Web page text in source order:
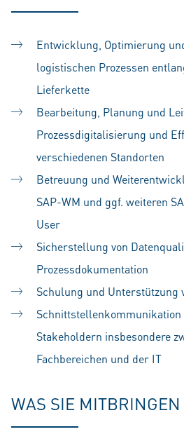
Entwicklung, Optimierung
logistischen Prozessen
Lieferkette
Bearbeitung, Planung und
Prozessdigitalisierung und
verschiedenen Standorten
Betreuung und
SAP-WM und ggf. weiteren
User
Sicherstellung von
Prozessdokumentation
Schulung und Unterstützung
Schnittstellenkommunikation
Stakeholdern insbesondere
Fachbereichen und der IT
WAS SIE MITBRINGEN